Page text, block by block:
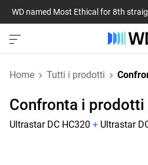
WD named Most Ethical for 8th
Home Tutti i prodotti
Confronta i prodotti
Ultrastar DC HC320 + Ultrastar